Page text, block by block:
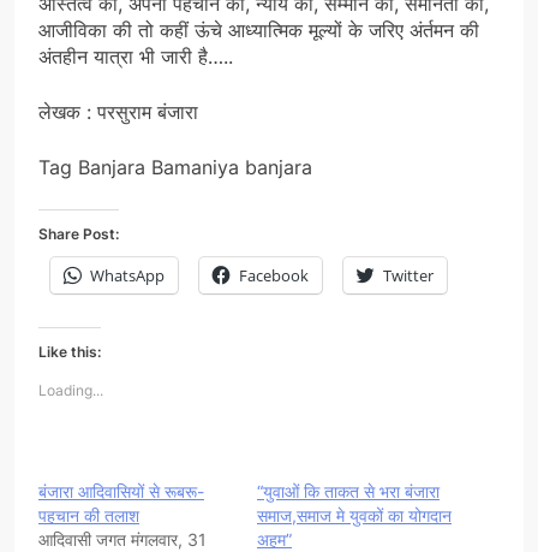
आजीविका की तो कहीं ऊंचे आध्यात्मिक मूल्यों के जरिए अंर्तमन की
अंतहीन यात्रा भी जारी है…..
लेखक : परसुराम बंजारा
Tag Banjara Bamaniya banjara
Share Post:
WhatsApp Facebook Twitter
Like this:
Loading...
बंजारा आदिवासियों से रूबरू-
पहचान की तलाश
आदिवासी जगत मंगलवार, 31
“युवाओं कि ताकत से भरा बंजारा
समाज,समाज मे युवकों का योगदान
अहम”